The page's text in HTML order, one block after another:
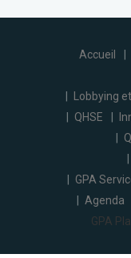
Accueil
Lobbying
QHSE
GPA
Agenda
GPA